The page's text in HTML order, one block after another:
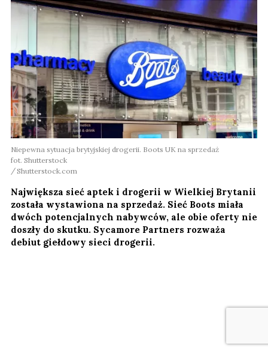
Niepewna sytuacja brytyjskiej drogerii. Boots UK na sprzedaż
fot. Shutterstock
Shutterstock.com
Największa sieć aptek i drogerii w Wielkiej Brytanii
została wystawiona na sprzedaż. Sieć Boots miała
dwóch potencjalnych nabywców, ale obie oferty nie
doszły do skutku. Sycamore Partners rozważa
debiut giełdowy sieci drogerii.